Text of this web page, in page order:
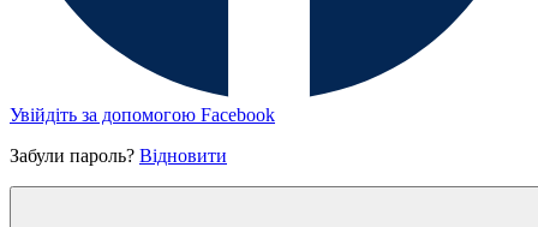
Увійдіть за допомогою Facebook
Забули пароль? Відновити